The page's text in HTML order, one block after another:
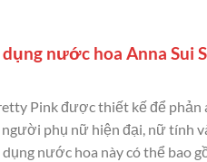
nước hoa Anna Sui
Pink được thiết kế để phản
người phụ nữ hiện đại, nữ tính
nước hoa này có thể bao